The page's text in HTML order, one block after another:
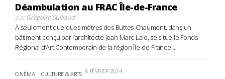
Déambulation au FRAC Île-de-France
parGrégoire Suillaud
À seulement quelques mètres des Buttes-Chaumont, dans un
bâtiment conçu par l’architecte Jean-Marc Lalo, se situe le Fonds
Régional d’Art Contemporain de la région Île-de-France....
CINÉMA CULTURE & ARTS 6 FÉVRIER 2024